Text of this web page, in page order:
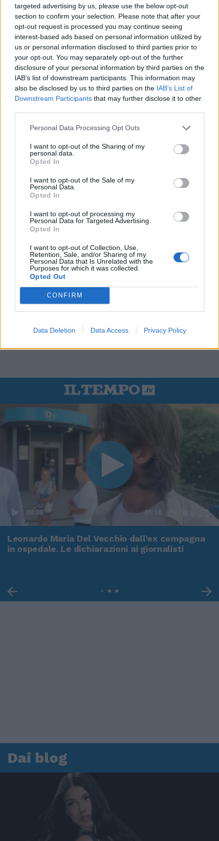
targeted advertising by us, please use the below opt-out
section to confirm your selection. Please note that after your
opt-out request is processed you may continue seeing
interest-based ads based on personal information utilized by
us or personal information disclosed to third parties prior to
your opt-out. You may separately opt-out of the further
disclosure of your personal information by third parties on the
IAB’s list of downstream participants. This information may
also be disclosed by us to third parties on the IAB’s List of
Downstream Participants that may further disclose it to other
Personal Data Processing Opt Outs
I want to opt-out of the Sharing of my
personal data.
Opted In
I want to opt-out of the Sale of my
Personal Data.
Opted In
I want to opt-out of processing my
Personal Data for Targeted Advertising.
Opted In
I want to opt-out of Collection, Use,
Retention, Sale, and/or Sharing of my
Personal Data that Is Unrelated with the
Purposes for which it was collected.
Opted Out
CONFIRM
Data Deletion Data Access Privacy Policy
00:00 01:16
Leonardo Maria Del Vecchio dall'ex compagna
in ospedale. Le dichiarazioni ai giornalisti
Dai blog